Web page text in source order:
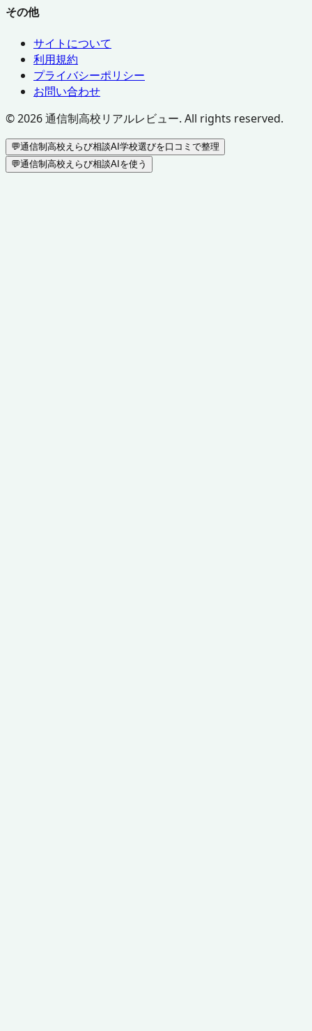
その他
サイトについて
利用規約
プライバシーポリシー
お問い合わせ
©2026通信制高校リアルレビュー. All rights reserved.
💬通信制高校えらび相談AI学校選びを口コミで整理
💬通信制高校えらび相談AIを使う